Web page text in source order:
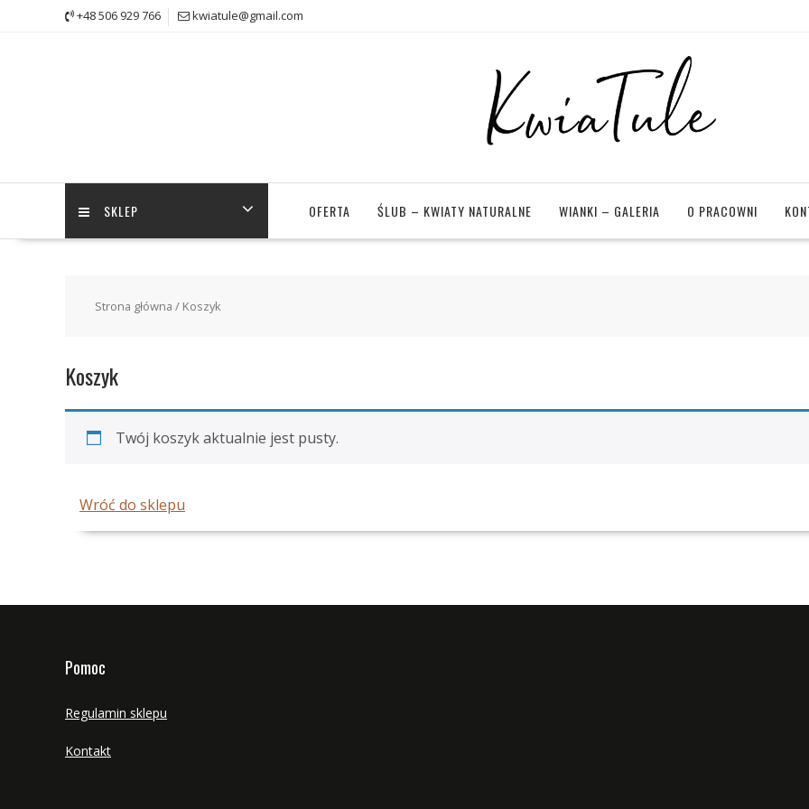
+48 506 929 766 kwiatule@gmail.com
SKLEP OFERTA ŚLUB – KWIATY NATURALNE WIANKI – GALERIA O PRACOWNI
Strona główna / Koszyk
Koszyk
Twój koszyk aktualnie jest pusty.
Wróć do sklepu
Pomoc
Regulamin sklepu
Kontakt